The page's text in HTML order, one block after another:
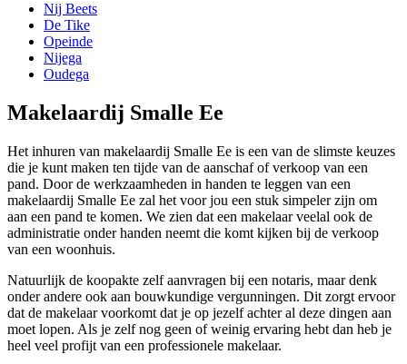
Nij Beets
De Tike
Opeinde
Nijega
Oudega
Makelaardij Smalle Ee
Het inhuren van makelaardij Smalle Ee is een van de slimste keuzes
die je kunt maken ten tijde van de aanschaf of verkoop van een
pand. Door de werkzaamheden in handen te leggen van een
makelaardij Smalle Ee zal het voor jou een stuk simpeler zijn om
aan een pand te komen. We zien dat een makelaar veelal ook de
administratie onder handen neemt die komt kijken bij de verkoop
van een woonhuis.
Natuurlijk de koopakte zelf aanvragen bij een notaris, maar denk
onder andere ook aan bouwkundige vergunningen. Dit zorgt ervoor
dat de makelaar voorkomt dat je op jezelf achter al deze dingen aan
moet lopen. Als je zelf nog geen of weinig ervaring hebt dan heb je
heel veel profijt van een professionele makelaar.